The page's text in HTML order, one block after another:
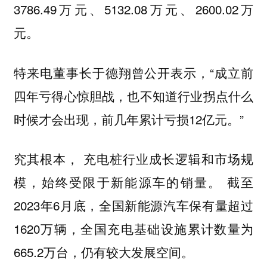
3786.49万元、5132.08万元、2600.02万
元。
特来电董事长于德翔曾公开表示，“成立前
四年亏得心惊胆战，也不知道行业拐点什么
时候才会出现，前几年累计亏损12亿元。”
究其根本， 充电桩行业成长逻辑和市场规
模，始终受限于新能源车的销量。
截至
2023年6月底，全国新能源汽车保有量超过
1620万辆，全国充电基础设施累计数量为
665.2万台，仍有较大发展空间。